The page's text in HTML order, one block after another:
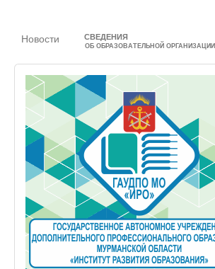
Новости СВЕДЕНИЯ
ОБ ОБРАЗОВАТЕЛЬНОЙ ОРГАНИЗАЦИИ